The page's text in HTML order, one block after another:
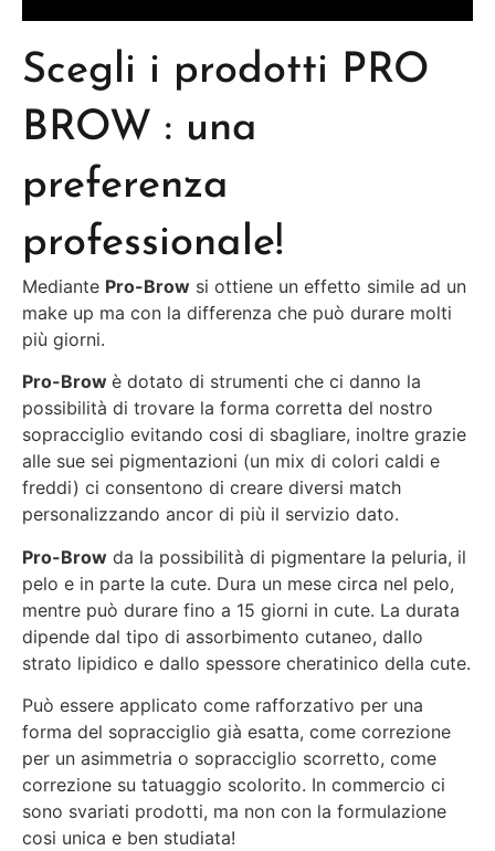
Scegli i prodotti PRO
BROW : una
preferenza
professionale!
Mediante Pro-Brow si ottiene un effetto simile ad un
make up ma con la differenza che può durare molti
più giorni.
Pro-Brow è dotato di strumenti che ci danno la
possibilità di trovare la forma corretta del nostro
sopracciglio evitando cosi di sbagliare, inoltre grazie
alle sue sei pigmentazioni (un mix di colori caldi e
freddi) ci consentono di creare diversi match
personalizzando ancor di più il servizio dato.
Pro-Brow da la possibilità di pigmentare la peluria, il
pelo e in parte la cute. Dura un mese circa nel pelo,
mentre può durare fino a 15 giorni in cute. La durata
dipende dal tipo di assorbimento cutaneo, dallo
strato lipidico e dallo spessore cheratinico della cute.
Può essere applicato come rafforzativo per una
forma del sopracciglio già esatta, come correzione
per un asimmetria o sopracciglio scorretto, come
correzione su tatuaggio scolorito. In commercio ci
sono svariati prodotti, ma non con la formulazione
cosi unica e ben studiata!